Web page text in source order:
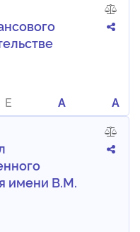
E A
A
имени В.М.